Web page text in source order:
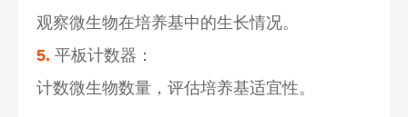
观察微生物在培养基中的生长情况。
5. 平板计数器：
计数微生物数量，评估培养基适宜性。